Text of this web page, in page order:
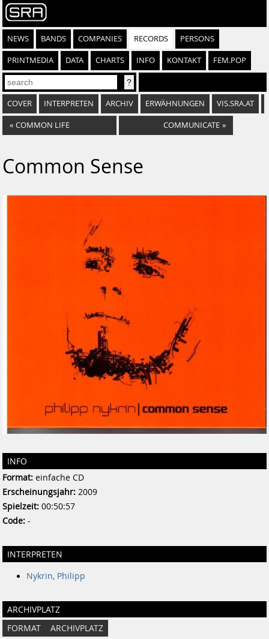
NEWS BANDS COMPANIES RECORDS PERSONS
PRINTMEDIA DATA CHARTS INFO KONTAKT FEM.POP
COVER INTERPRETEN ARCHIV ERWÄHNUNGEN VIS.SRA.AT
« COMMON LIFE COMMUNICATE »
Common Sense
INFO
Format: einfache CD
Erscheinungsjahr: 2009
Spielzeit: 00:50:57
Code: -
INTERPRETEN
Nykrin, Philipp
ARCHIVPLATZ
FORMAT
ARCHIVPLATZ